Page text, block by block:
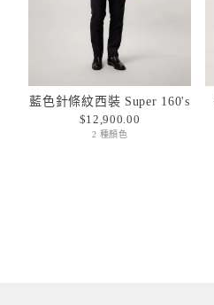
藍色針條紋西裝 Super 160's
$12,900.00
2 種顏色